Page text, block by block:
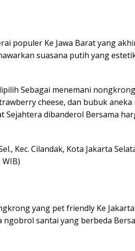
populer Ke Jawa Barat yang
suasana putih yang
Sebagai menemani
cheese, dan bubuk aneka
Sejahtera dibanderol Bersama
Kec. Cilandak, Kota Jakarta
WIB)
yang pet friendly Ke Jakarta
santai yang berbeda